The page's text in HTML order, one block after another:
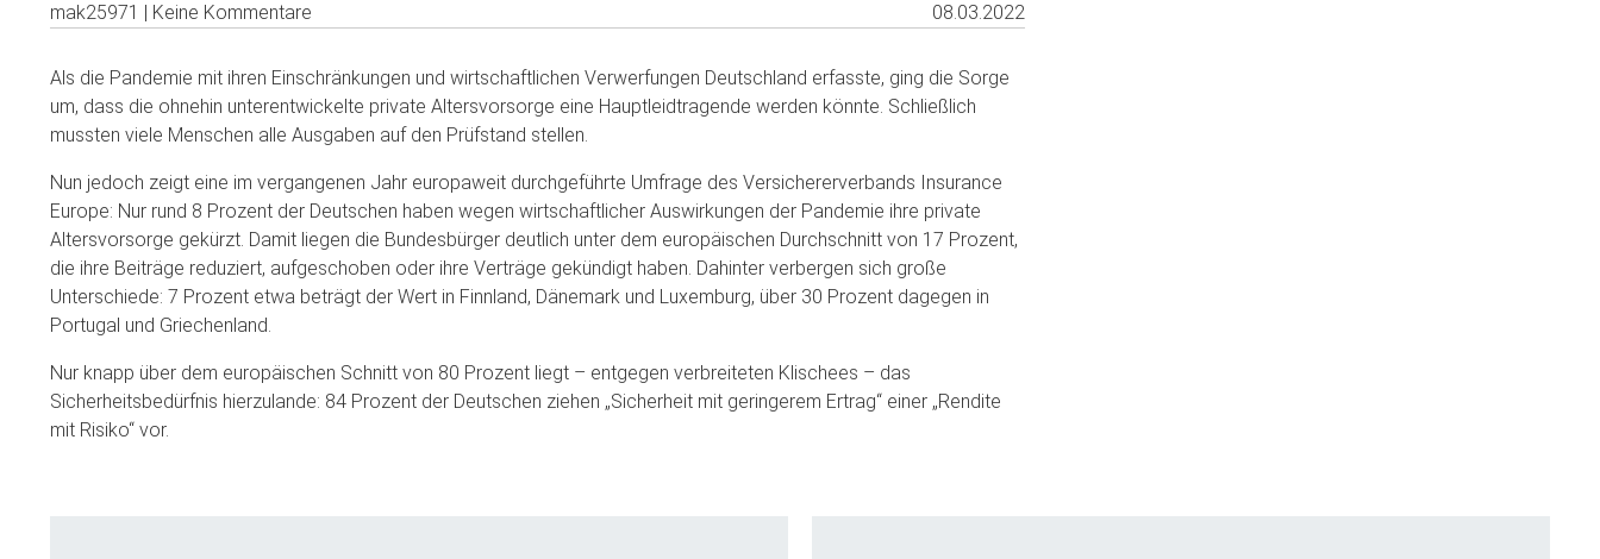
mak25971 | Keine Kommentare 08.03.2022
Als die Pandemie mit ihren Einschränkungen und wirtschaftlichen Verwerfungen Deutschland erfasste, ging die Sorge
um, dass die ohnehin unterentwickelte private Altersvorsorge eine Hauptleidtragende werden könnte. Schließlich
mussten viele Menschen alle Ausgaben auf den Prüfstand stellen.
Nun jedoch zeigt eine im vergangenen Jahr europaweit durchgeführte Umfrage des Versichererverbands Insurance
Europe: Nur rund 8 Prozent der Deutschen haben wegen wirtschaftlicher Auswirkungen der Pandemie ihre private
Altersvorsorge gekürzt. Damit liegen die Bundesbürger deutlich unter dem europäischen Durchschnitt von 17 Prozent,
die ihre Beiträge reduziert, aufgeschoben oder ihre Verträge gekündigt haben. Dahinter verbergen sich große
Unterschiede: 7 Prozent etwa beträgt der Wert in Finnland, Dänemark und Luxemburg, über 30 Prozent dagegen in
Portugal und Griechenland.
Nur knapp über dem europäischen Schnitt von 80 Prozent liegt – entgegen verbreiteten Klischees – das
Sicherheitsbedürfnis hierzulande: 84 Prozent der Deutschen ziehen „Sicherheit mit geringerem Ertrag“ einer „Rendite
mit Risiko“ vor.